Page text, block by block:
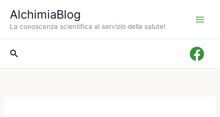
contenuto
AlchimiaBlog
La conoscenza scientifica al servizio della salute!
Cerca